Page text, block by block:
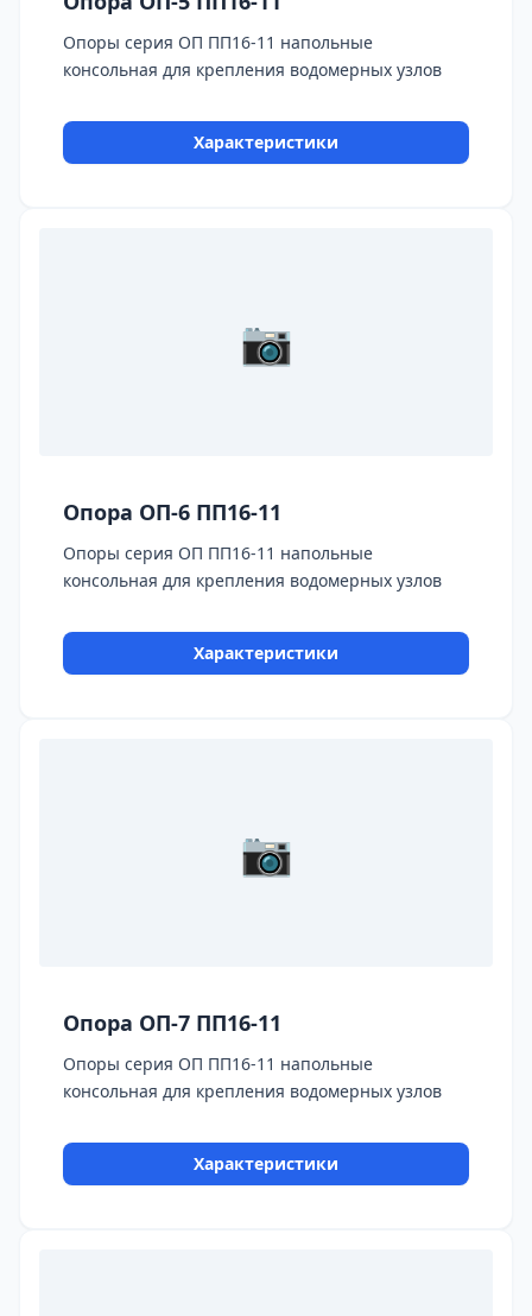
Опоры серия ОП ПП16-11 напольные
консольная для крепления водомерных узлов
Характеристики
📷
Опора ОП-6 ПП16-11
Опоры серия ОП ПП16-11 напольные
консольная для крепления водомерных узлов
Характеристики
📷
Опора ОП-7 ПП16-11
Опоры серия ОП ПП16-11 напольные
консольная для крепления водомерных узлов
Характеристики